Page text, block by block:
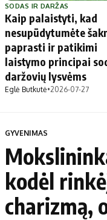
SODAS IR DARŽAS
Kaip palaistyti, kad
nesupūdytumėte
paprasti ir patikimi
laistymo principai
daržovių lysvėms
Eglė Butkutė•2026-07-27
GYVENIMAS
kodėl
charizmą,